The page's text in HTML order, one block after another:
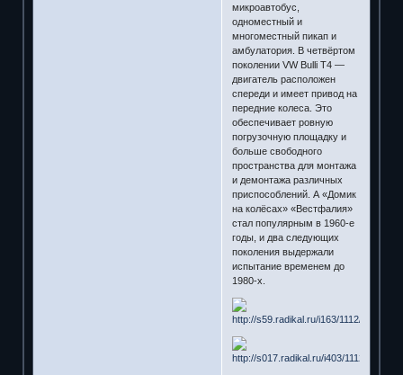
микроавтобус,
одноместный и
многоместный пикап и
амбулатория. В четвёртом
поколении VW Bulli Т4 —
двигатель расположен
спереди и имеет привод на
передние колеса. Это
обеспечивает ровную
погрузочную площадку и
больше свободного
пространства для монтажа
и демонтажа различных
приспособлений. А «Домик
на колёсах» «Вестфалия»
стал популярным в 1960-е
годы, и два следующих
поколения выдержали
испытание временем до
1980-х.